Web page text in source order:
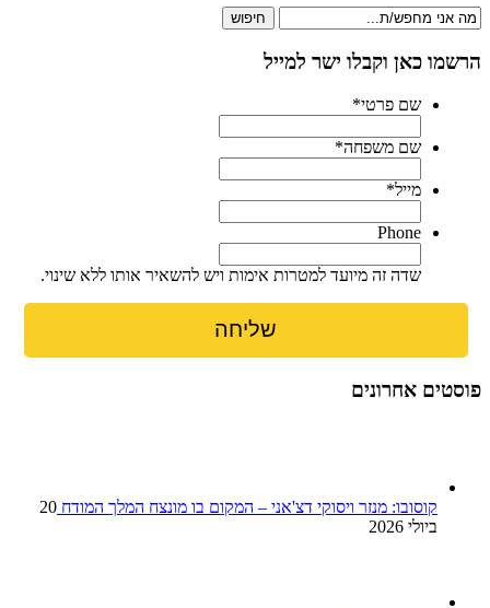
חיפוש
הרשמו כאן וקבלו ישר למייל
שם פרטי*
שם משפחה*
מייל*
Phone
שדה זה מיועד למטרות אימות ויש להשאיר אותו ללא שינוי.
פוסטים אחרונים
קוסובו: מנזר ויסוקי דצ'אני – המקום בו מונצח המלך המודח 20
ביולי 2026